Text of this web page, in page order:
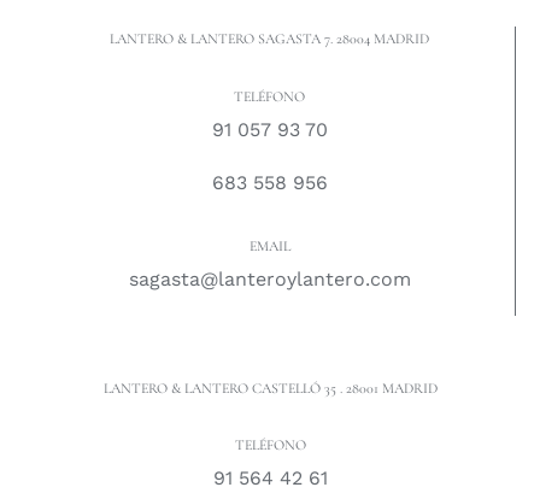
LANTERO & LANTERO SAGASTA 7. 28004 MADRID
TELÉFONO
91 057 93 70
683 558 956
EMAIL
sagasta@lanteroylantero.com
LANTERO & LANTERO CASTELLÓ 35 . 28001 MADRID
TELÉFONO
91 564 42 61